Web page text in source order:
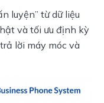
luyện” từ dữ liệu
và tối ưu định kỳ
lời máy móc và